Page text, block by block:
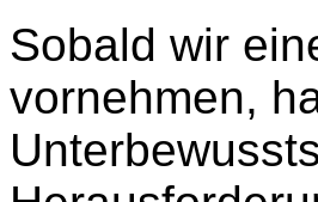
Sobald wir
vornehmen,